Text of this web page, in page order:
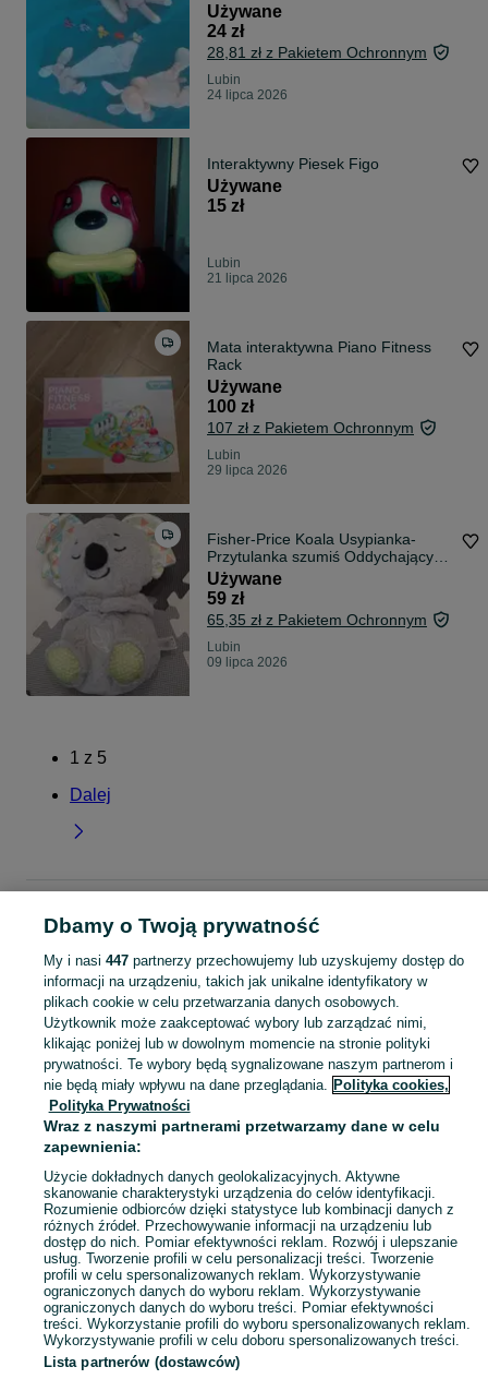
Używane
24 zł
28,81 zł z Pakietem Ochronnym
Lubin
24 lipca 2026
Interaktywny Piesek Figo
Używane
15 zł
Lubin
21 lipca 2026
Mata interaktywna Piano Fitness
Rack
Używane
100 zł
107 zł z Pakietem Ochronnym
Lubin
29 lipca 2026
Fisher-Price Koala Usypianka-
Przytulanka szumiś Oddychający
uspokajacz
Używane
59 zł
65,35 zł z Pakietem Ochronnym
Lubin
09 lipca 2026
1 z 5
Dalej
niemowląt - Dolnośląskie
Zabawki dla niemowląt - Lubin
KATEGORIA
domek ogrodowy dla dzieci,basen z kulkami,zabawki ogrodowe,zabawki
Zobacz
Mapa kategorii
Mapa miejscowości
Mapa ministron
Popularne wyszukiwania
Dbamy o Twoją prywatność
My i nasi 447partnerzy przechowujemy lub uzyskujemy dostęp do
informacji na urządzeniu, takich jak unikalne identyfikatory w
plikach cookie w celu przetwarzania danych osobowych.
Użytkownik może zaakceptować wybory lub zarządzać nimi,
klikając poniżej lub w dowolnym momencie na stronie polityki
prywatności. Te wybory będą sygnalizowane naszym partnerom i
nie będą miały wpływu na dane przeglądania. Polityka cookies,
Polityka Prywatności
Wraz z naszymi partnerami przetwarzamy dane w celu
zapewnienia:
Użycie dokładnych danych geolokalizacyjnych. Aktywne
skanowanie charakterystyki urządzenia do celów identyfikacji.
Rozumienie odbiorców dzięki statystyce lub kombinacji danych z
różnych źródeł. Przechowywanie informacji na urządzeniu lub
dostęp do nich. Pomiar efektywności reklam. Rozwój i ulepszanie
usług. Tworzenie profili w celu personalizacji treści. Tworzenie
profili w celu spersonalizowanych reklam. Wykorzystywanie
ograniczonych danych do wyboru reklam. Wykorzystywanie
ograniczonych danych do wyboru treści. Pomiar efektywności
treści. Wykorzystanie profili do wyboru spersonalizowanych reklam.
Wykorzystywanie profili w celu doboru spersonalizowanych treści.
Lista partnerów (dostawców)